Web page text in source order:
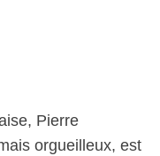
Pierre
orgueilleux, est